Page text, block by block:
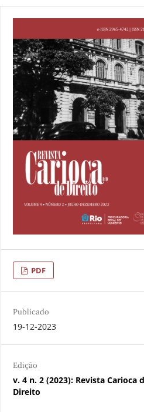
PDF
Publicado
19-12-2023
Edição
v. 4 n. 2 (2023): Revista Carioca
Direito